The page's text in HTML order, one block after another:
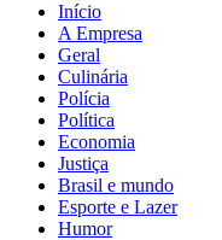
Início
A Empresa
Geral
Culinária
Polícia
Política
Economia
Justiça
Brasil e mundo
Esporte e Lazer
Humor